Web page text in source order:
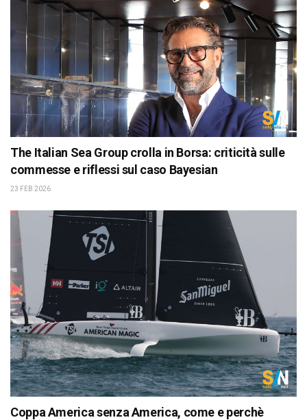
The Italian Sea Group crolla in Borsa: criticità sulle
commesse e riflessi sul caso Bayesian
23 FEB 2026
Coppa America senza America, come e perchè